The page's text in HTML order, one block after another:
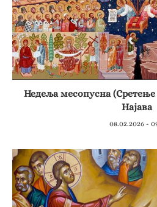
Недеља месопусна (Сретење
Најава
08.02.2026 -